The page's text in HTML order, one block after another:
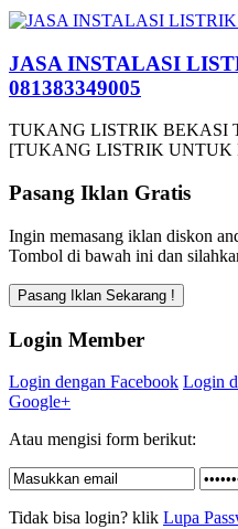
JASA INSTALASI
081383349005
TUKANG LISTRIK BEKASI
[TUKANG LISTRIK UNTUK
Pasang Iklan Gratis
Ingin memasang iklan diskon
Tombol di bawah ini dan
Login Member
Login dengan Facebook Login
Google+
Atau mengisi form berikut:
Tidak bisa login? klik Lupa